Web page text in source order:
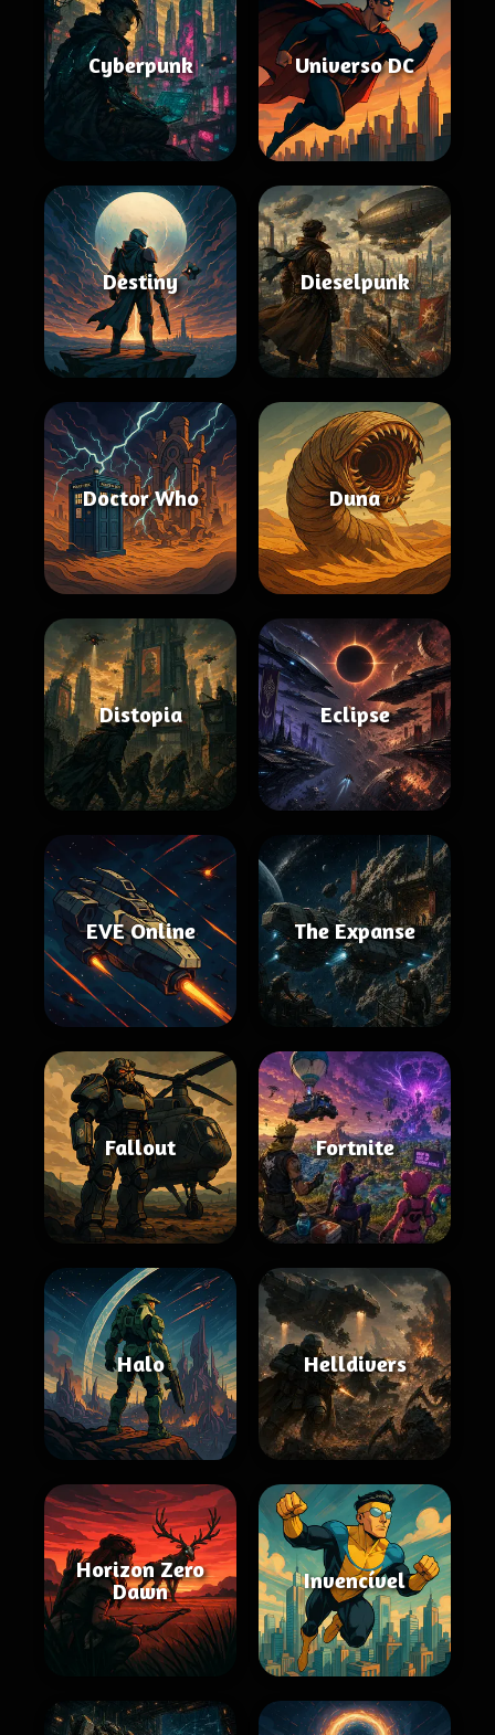
Cyberpunk Universo DC
Destiny Dieselpunk
Doctor Who Duna
Distopia Eclipse
EVE Online The Expanse
Fallout Fortnite
Halo Helldivers
Horizon Zero
Dawn
Invencível